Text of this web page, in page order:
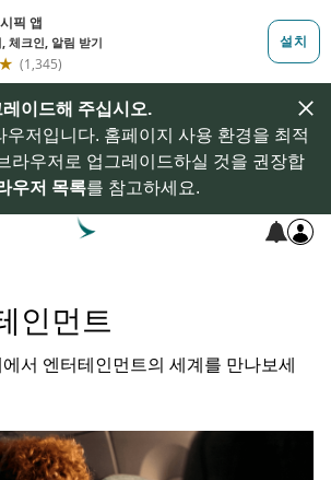
이드해 주십시오.
우저입니다. 홈페이지 사용 환경을 최적
라우저로 업그레이드하실 것을 권장합
우저 목록를 참고하세요.
인먼트
서 엔터테인먼트의 세계를 만나보세